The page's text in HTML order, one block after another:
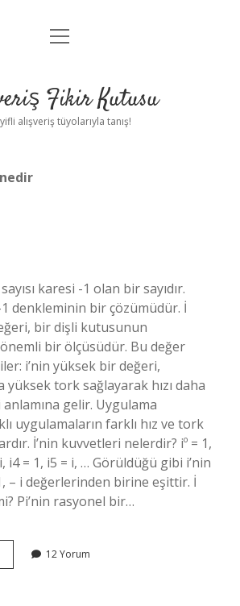
Anasayfa
Yasal Uyarı
menüyü
Fikir Kutusu
alışveriş tüyolarıyla tanış!
karesi -1 olan bir sayıdır.
1 denkleminin bir çözümüdür. İ
bir dişli kutusunun
bir ölçüsüdür. Bu değer
i’nin yüksek bir değeri,
tork sağlayarak hızı daha
gelir. Uygulama
uygulamaların farklı hız ve tork
İ’nin kuvvetleri nelerdir? iº = 1,
i, i4 = 1, i5 = i, … Görüldüğü gibi i’nin
– i değerlerinden birine eşittir. İ
Pi’nin rasyonel bir…
12 Yorum